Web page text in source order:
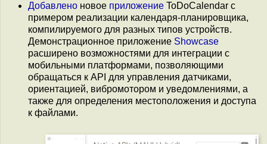
Добавлено новое приложение ToDoCalendar с
примером реализации календаря-планировщика,
компилируемого для разных типов устройств.
Демонстрационное приложение Showcase
расширено возможностями для интеграции с
мобильными платформами, позволяющими
обращаться к API для управления датчиками,
ориентацией, вибромотором и уведомлениями, а
также для определения местоположения и доступа
к файлами.